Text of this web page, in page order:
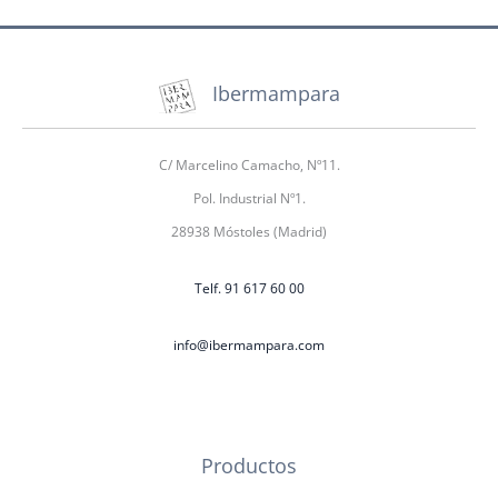
Ibermampara
C/ Marcelino Camacho, Nº11.
Pol. Industrial Nº1.
28938 Móstoles (Madrid)
Telf. 91 617 60 00
info@ibermampara.com
Productos